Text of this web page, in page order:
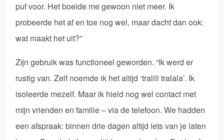
puf voor. Het boeide me gewoon niet meer. Ik
probeerde het af en toe nog wel, maar dacht dan ook:
wat maakt het uit?”
Zijn gebruik was functioneel geworden. “Ik werd er
rustig van. Zelf noemde ik het altijd ‘tralili tralala’. Ik
isoleerde mezelf. Maar ik hield nog wel contact met
mijn vrienden en familie – via de telefoon. We hadden
een afspraak: binnen drie dagen altijd iets van je laten